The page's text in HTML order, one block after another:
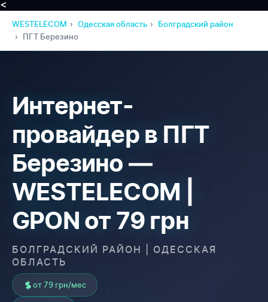
<
WESTELECOM Одесская область
Болградский район
ПГТ Березино
Интернет-
провайдер в ПГТ
Березино —
WESTELECOM |
GPON от 79 грн
БОЛГРАДСКИЙ РАЙОН | ОДЕССКАЯ
ОБЛАСТЬ
от 79 грн/мес